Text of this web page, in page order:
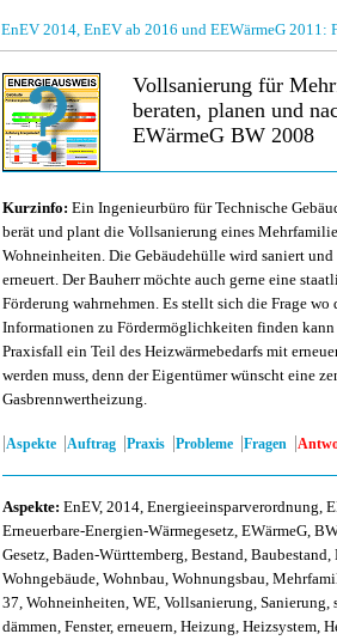
EnEV 2014, EnEV ab 2016 und EEWärmeG 2011:
Vollsanierung für
beraten, planen und
EWärmeG BW 2008
Kurzinfo: Ein Ingenieurbüro für Technische
berät und plant die Vollsanierung eines
Wohneinheiten. Die Gebäudehülle wird saniert
erneuert. Der Bauherr möchte auch gerne eine
Förderung wahrnehmen. Es stellt sich die Frage
Informationen zu Fördermöglichkeiten finden
Praxisfall ein Teil des Heizwärmebedarfs mit
werden muss, denn der Eigentümer wünscht eine
Gasbrennwertheizung.
|Aspekte |Auftrag |Praxis |Probleme |Fragen |
Aspekte: EnEV, 2014, Energieeinsparverordnung,
Erneuerbare-Energien-Wärmegesetz, EWärmeG,
Gesetz, Baden-Württemberg, Bestand,
Wohngebäude, Wohnbau, Wohnungsbau,
37, Wohneinheiten, WE, Vollsanierung, Sanierung,
dämmen, Fenster, erneuern, Heizung, Heizsystem,